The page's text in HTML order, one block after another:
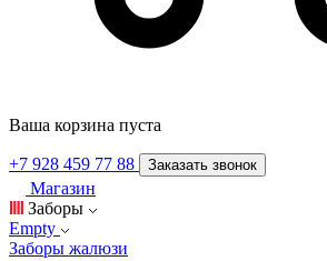
Ваша корзина пуста
+7 928 459 77 88 Заказать звонок
Магазин
Заборы
Empty
Заборы жалюзи